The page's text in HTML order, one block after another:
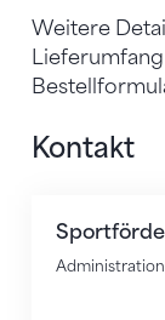
Weitere
Kontakt
Administration